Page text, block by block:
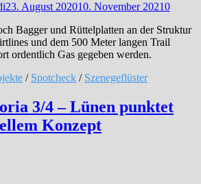
23. August 202010. November 20210
Bagger und Rüttelplatten an der Struktur
und dem 500 Meter langen Trail
ordentlich Gas gegeben werden.
/ Spotcheck / Szenegeflüster
3/4 – Lünen punktet
Konzept